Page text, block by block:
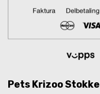
Pets Krizoo Stokke